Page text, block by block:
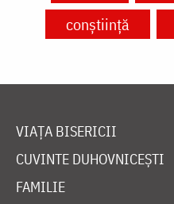
conștiință
VIAȚA BISERICII
CUVINTE DUHOVNICEȘTI
FAMILIE